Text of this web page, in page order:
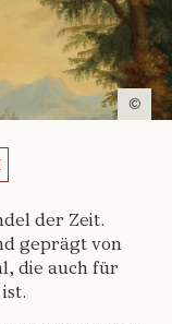
©
der Zeit.
geprägt von
die auch für